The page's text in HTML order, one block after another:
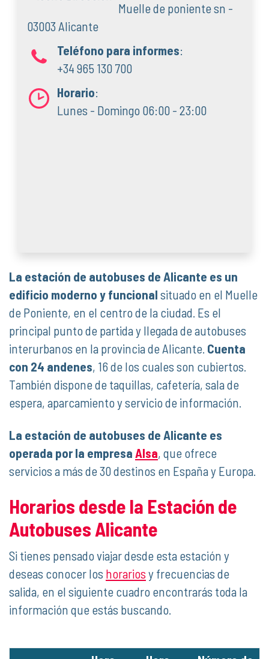
Muelle de poniente sn -
03003 Alicante
Teléfono para informes:
+34 965 130 700
Horario:
Lunes - Domingo 06:00 - 23:00
La estación de autobuses de Alicante es un
edificio moderno y funcional situado en el Muelle
de Poniente, en el centro de la ciudad. Es el
principal punto de partida y llegada de autobuses
interurbanos en la provincia de Alicante. Cuenta
con 24 andenes, 16 de los cuales son cubiertos.
También dispone de taquillas, cafetería, sala de
espera, aparcamiento y servicio de información.
La estación de autobuses de Alicante es
operada por la empresa Alsa, que ofrece
servicios a más de 30 destinos en España y Europa.
Horarios desde la Estación de
Autobuses Alicante
Si tienes pensado viajar desde esta estación y
deseas conocer los horarios y frecuencias de
salida, en el siguiente cuadro encontrarás toda la
información que estás buscando.